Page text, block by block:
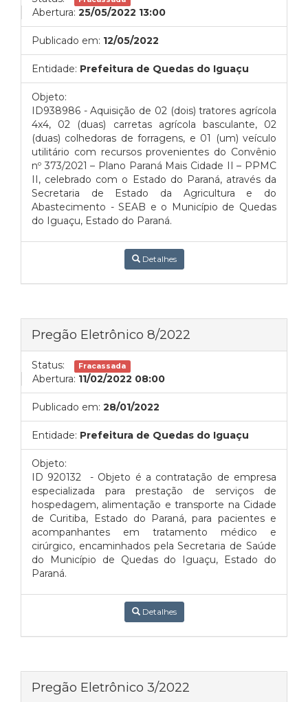
Abertura: 25/05/2022 13:00
Publicado em: 12/05/2022
Entidade: Prefeitura de Quedas do Iguaçu
Objeto:
ID938986 - Aquisição de 02 (dois) tratores agrícola
4x4, 02 (duas) carretas agrícola basculante, 02
(duas) colhedoras de forragens, e 01 (um) veículo
utilitário com recursos provenientes do Convênio
nº 373/2021 – Plano Paraná Mais Cidade II – PPMC
II, celebrado com o Estado do Paraná, através da
Secretaria de Estado da Agricultura e do
Abastecimento - SEAB e o Município de Quedas
do Iguaçu, Estado do Paraná.
Detalhes
Pregão Eletrônico 8/2022
Status: Fracassada
Abertura: 11/02/2022 08:00
Publicado em: 28/01/2022
Entidade: Prefeitura de Quedas do Iguaçu
Objeto:
ID 920132 - Objeto é a contratação de empresa
especializada para prestação de serviços de
hospedagem, alimentação e transporte na Cidade
de Curitiba, Estado do Paraná, para pacientes e
acompanhantes em tratamento médico e
cirúrgico, encaminhados pela Secretaria de Saúde
do Município de Quedas do Iguaçu, Estado do
Paraná.
Detalhes
Pregão Eletrônico 3/2022